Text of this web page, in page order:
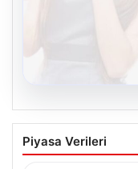
Kelebek
İletişimin
Piyasa Verileri